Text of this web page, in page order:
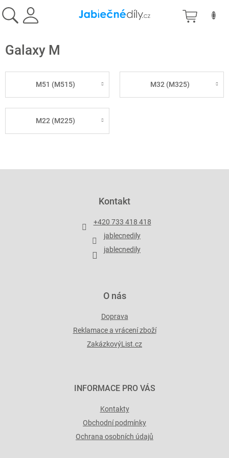
na
obsah
Galaxy M
M51 (M515) M32 (M325)
M22 (M225)
Kontakt
+420 733 418 418
jablecnedily
jablecnedily
O nás
Doprava
Reklamace a vrácení zboží
ZakázkovýList.cz
INFORMACE PRO VÁS
Kontakty
Obchodní podmínky
Ochrana osobních údajů